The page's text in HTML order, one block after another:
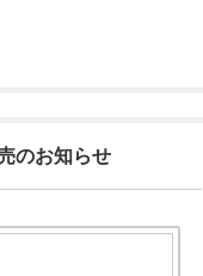
のお知らせ